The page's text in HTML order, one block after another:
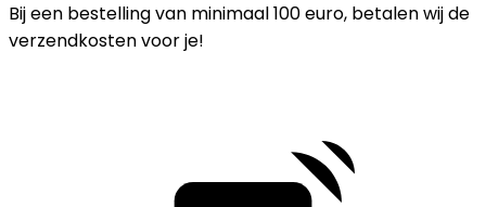
Bij een bestelling van minimaal 100 euro, betalen wij de
verzendkosten voor je!